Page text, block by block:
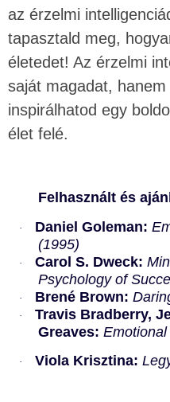
az érzelmi
tapasztald meg,
életedet! Az érzelmi
saját magadat,
inspirálhatod egy
élet felé.
Felhasznált és
· Daniel Goleman:
(1995)
· Carol S. Dweck:
Psychology of
· Brené Brown:
·
Travis Bradberry,
Greaves:
· Viola Krisztina: